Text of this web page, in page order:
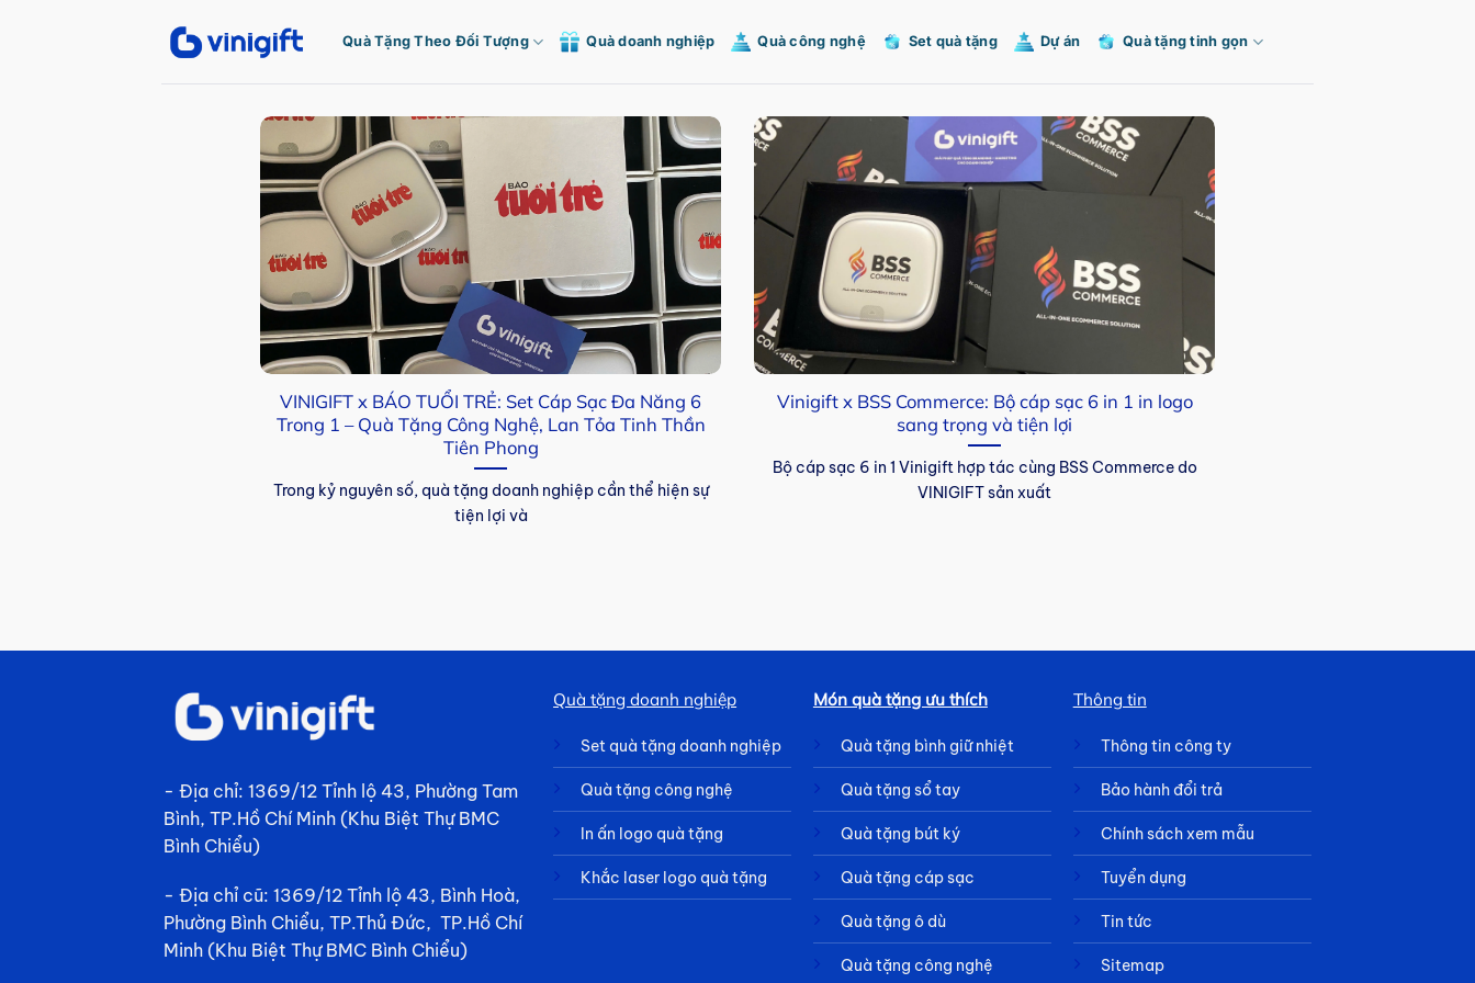
Quà Tặng Theo Đối Tượng Quà doanh nghiệp Quà công nghệ Set quà tặng Dự án Quà tặng tinh gọn
VINIGIFT x BÁO TUỔI TRẺ: Set Cáp Sạc Đa Năng 6
Trong 1 – Quà Tặng Công Nghệ, Lan Tỏa Tinh Thần
Tiên Phong
Trong kỷ nguyên số, quà tặng doanh nghiệp cần thể hiện sự
tiện lợi và
Vinigift x BSS Commerce: Bộ cáp sạc 6 in 1 in logo
sang trọng và tiện lợi
Bộ cáp sạc 6 in 1 Vinigift hợp tác cùng BSS Commerce do
VINIGIFT sản xuất
- Địa chỉ: 1369/12 Tỉnh lộ 43, Phường Tam
Bình, TP.Hồ Chí Minh (Khu Biệt Thự BMC
Bình Chiểu)
- Địa chỉ cũ: 1369/12 Tỉnh lộ 43, Bình Hoà,
Phường Bình Chiểu, TP.Thủ Đức, TP.Hồ Chí
Minh (Khu Biệt Thự BMC Bình Chiểu)
Quà tặng doanh nghiệp
Set quà tặng doanh nghiệp
Quà tặng công nghệ
In ấn logo quà tặng
Khắc laser logo quà tặng
Món quà tặng ưu thích
Quà tặng bình giữ nhiệt
Quà tặng sổ tay
Quà tặng bút ký
Quà tặng cáp sạc
Quà tặng ô dù
Quà tặng công nghệ
Thông tin
Thông tin công ty
Bảo hành đổi trả
Chính sách xem mẫu
Tuyển dụng
Tin tức
Sitemap